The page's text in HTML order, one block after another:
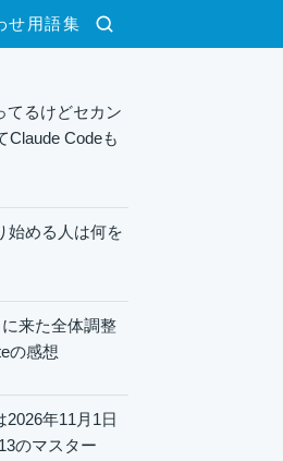
検索
せ 用語集
てるけどセカン
Claude Codeも
始める人は何を
に来た全体調整
の感想
2026年11月1日
のマスター